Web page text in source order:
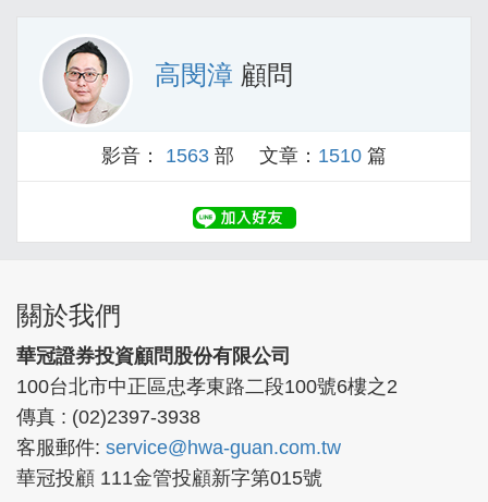
高閔漳 顧問
影音： 1563 部 文章： 1510 篇
關於我們
華冠證券投資顧問股份有限公司
100台北市中正區忠孝東路二段100號6樓之2
傳真 : (02)2397-3938
客服郵件: service@hwa-guan.com.tw
華冠投顧 111金管投顧新字第015號